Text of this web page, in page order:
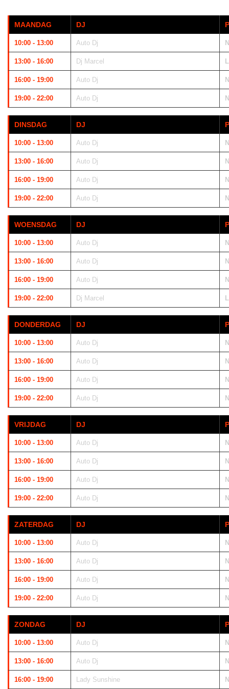
MAANDAG DJ
10:00 - 13:00 Auto Dj
13:00 - 16:00 Dj Marcel
16:00 - 19:00 Auto Dj
19:00 - 22:00 Auto Dj
DINSDAG DJ
10:00 - 13:00 Auto Dj
13:00 - 16:00 Auto Dj
16:00 - 19:00 Auto Dj
19:00 - 22:00 Auto Dj
WOENSDAG DJ
10:00 - 13:00 Auto Dj
13:00 - 16:00 Auto Dj
16:00 - 19:00 Auto Dj
19:00 - 22:00 Dj Marcel
DONDERDAG DJ
10:00 - 13:00 Auto Dj
13:00 - 16:00 Auto Dj
16:00 - 19:00 Auto Dj
19:00 - 22:00 Auto Dj
VRIJDAG DJ
10:00 - 13:00 Auto Dj
13:00 - 16:00 Auto Dj
16:00 - 19:00 Auto Dj
19:00 - 22:00 Auto Dj
ZATERDAG DJ
10:00 - 13:00 Auto Dj
13:00 - 16:00 Auto Dj
16:00 - 19:00 Auto Dj
19:00 - 22:00 Auto Dj
ZONDAG DJ
10:00 - 13:00 Auto Dj
13:00 - 16:00 Auto Dj
16:00 - 19:00 Lady Sunshine